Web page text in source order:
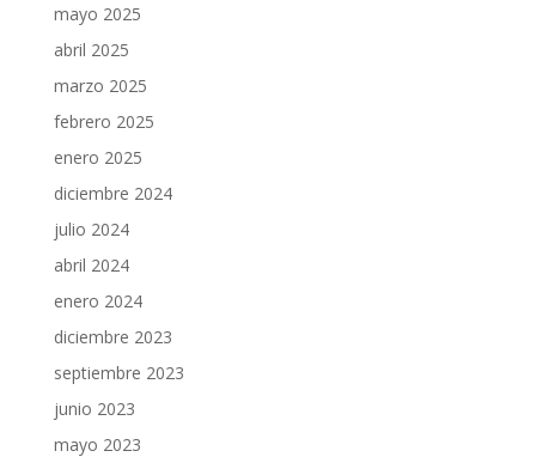
mayo 2025
abril 2025
marzo 2025
febrero 2025
enero 2025
diciembre 2024
julio 2024
abril 2024
enero 2024
diciembre 2023
septiembre 2023
junio 2023
mayo 2023